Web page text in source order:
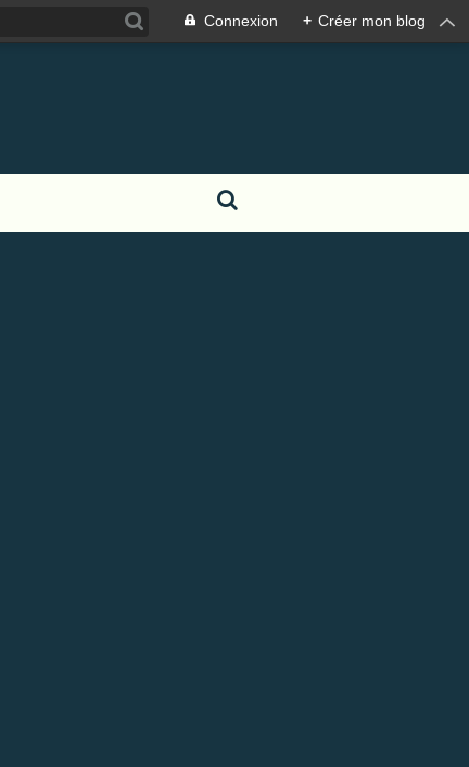
Connexion + Créer mon blog